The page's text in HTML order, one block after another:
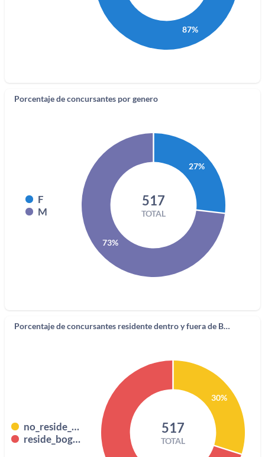
87%
Porcentaje de concursantes por genero
F
M
517
TOTAL
27%
73%
Porcentaje de concursantes residente dentro y fuera de Bogotá
no_reside_bogota
reside_bogota
517
TOTAL
30%